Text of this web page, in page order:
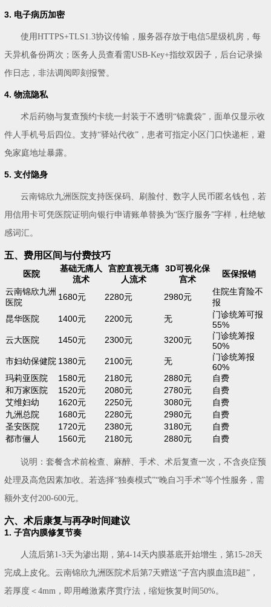
3. 电子病历加密
使用HTTPS+TLS1.3协议传输，服务器存放于电信5星级机房，每
天异机备份两次；医务人员查看需USB-Key+指纹双因子，后台记录操
作日志，非法调阅即刻报警。
4. 物流隐私
术后药物与复查预约卡统一封装于不透明“锦囊袋”，面单仅显示收
件人手机号后四位。支持“驿站代收”，患者可指定小区门口快递柜，避
免家庭地址暴露。
5. 支付隐身
云南锦欣九洲医院支持医保码、刷脸付、数字人民币匿名钱包，若
用信用卡可凭医院证明向银行申请账单替换为“医疗服务”字样，杜绝敏
感词汇。
五、费用区间与付费技巧
医院
基础无痛人
流术
宫腔直视无痛
人流术
3D可视化保
宫术
医保报销
云南锦欣九洲
医院
1680元 2280元 2980元
住院生育险不
报
昆华医院
1400元 2200元 无
门诊统筹可报
55%
云大医院
1450元 2300元 3200元
门诊统筹报
50%
市妇幼保健院 1380元 2100元 无
门诊统筹报
60%
玛莉亚医院
1580元 2180元 2880元
自费
和万家医院
1520元 2080元 2780元
自费
艾维妇幼
1620元 2250元 3080元
自费
九洲总院
1680元 2280元 2980元
自费
圣安医院
1720元 2380元 3180元
自费
都市俪人
1560元 2180元 2880元 自费
说明：套餐含术前检查、麻醉、手术、术后复查一次，不含炎症预
处理及高危因素加收。若选择“独奏模式”“晚自习手术”等个性服务，需
额外支付200-600元。
六、术后康复与再孕时间建议
1. 子宫内膜修复节奏
人流后第1-3天为渗出期，第4-14天内膜基底开始增生，第15-28天
完成上皮化。云南锦欣九洲医院术后第7天赠送“子宫内膜血流B超”，
若厚度＜4mm，即用雌激素序贯疗法，缩短恢复时间50%。